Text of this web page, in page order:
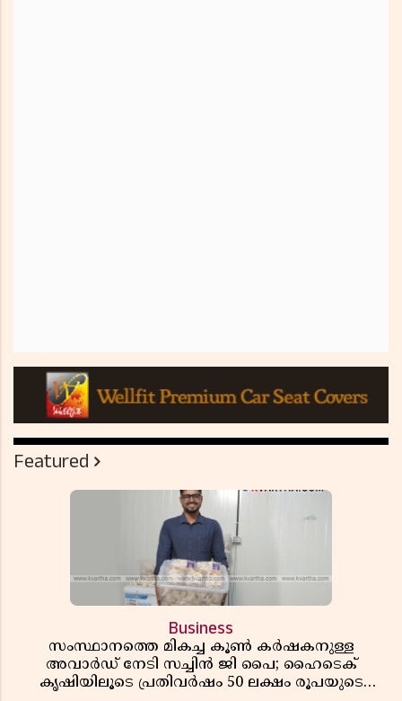
Featured
Business
സംസ്ഥാനത്തെ മികച്ച കൂൺ കർഷകനുള്ള
അവാർഡ് നേടി സച്ചിൻ ജി പൈ; ഹൈടെക്
കൃഷിയിലൂടെ പ്രതിവർഷം 50 ലക്ഷം രൂപയുടെ